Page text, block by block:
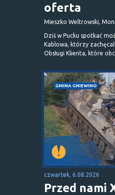
oferta
Mieszko Weltrowski,
Dziś w Pucku spotkać
Kablowa, którzy
Obsługi Klienta, które
GMINA GNIEWINO
czwartek, 6.08.2026
Przed nami